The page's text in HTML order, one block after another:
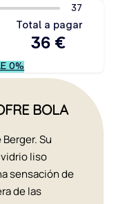
BOLA
Su
liso
sensación de
de las